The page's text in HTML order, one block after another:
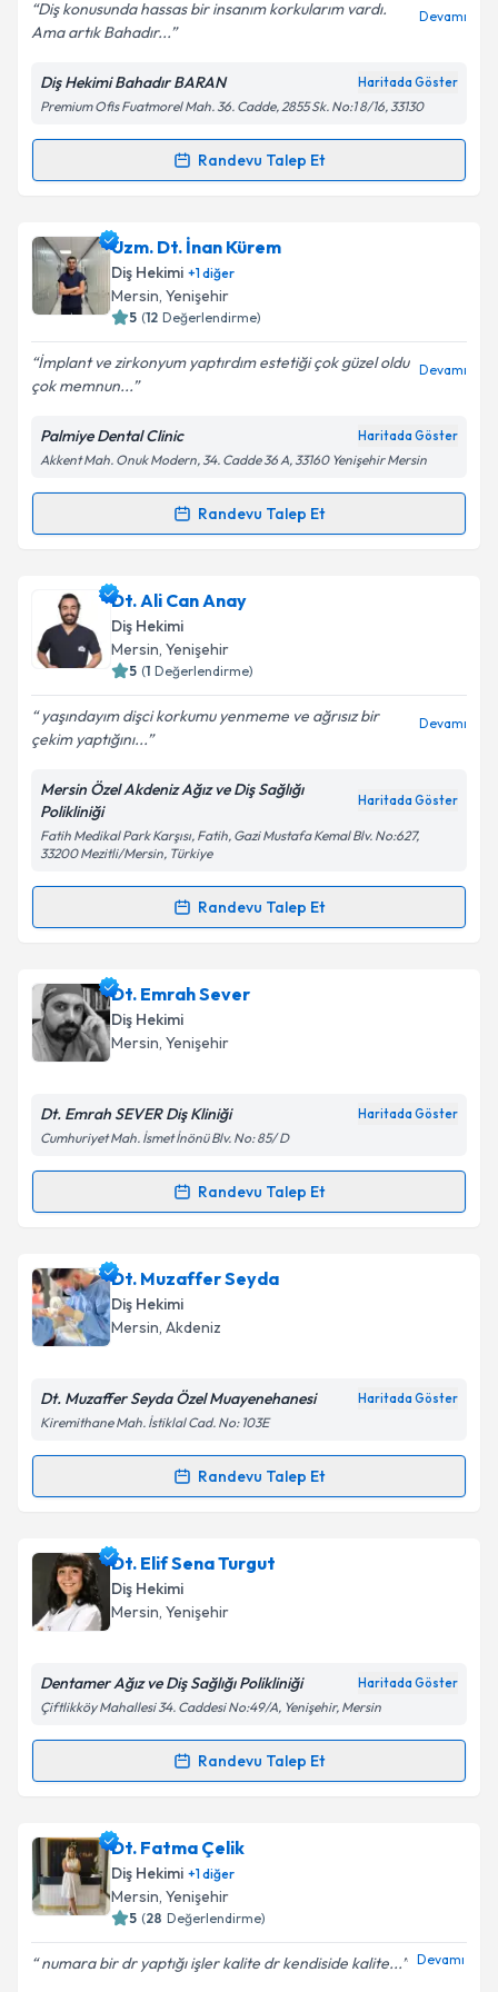
Kişisel verilerimin işlenmesine ilişkin
Aydınlatma
Metni'ni okudum ve kişisel verilerimin belirtilen
kapsamda işlenmesini kabul ediyorum.
Diş konusunda hassas bir insanım korkularım vardı.
Ama artık Bahadır...
Devamı
Diş Hekimi Bahadır BARAN Haritada Göster
Premium Ofis Fuatmorel Mah. 36. Cadde, 2855 Sk. No:1 8/16, 33130
Randevu Talep Et
Randevu Takvimi Talebi
Dt. Bahadır Baraniçin randevu takvimi talebi
oluşturun. Size bu uzmandan randevu almanız için bir
takvim hazırlandığında e-posta ile bilgilendireceğiz.
Kişisel verilerimin işlenmesine ilişkin
Aydınlatma
Metni'ni okudum ve kişisel verilerimin belirtilen
kapsamda işlenmesini kabul ediyorum.
Uzm. Dt. İnan Kürem
Diş Hekimi +1diğer
Mersin, Yenişehir
5 (12 Değerlendirme)
İmplant ve zirkonyum yaptırdım estetiği çok güzel oldu
çok memnun...
Devamı
Palmiye Dental Clinic Haritada Göster
Akkent Mah. Onuk Modern, 34. Cadde 36 A, 33160 Yenişehir Mersin
Randevu Talep Et
Randevu Takvimi Talebi
Uzm. Dt. İnan Küremiçin randevu takvimi talebi
oluşturun. Size bu uzmandan randevu almanız için bir
takvim hazırlandığında e-posta ile bilgilendireceğiz.
Kişisel verilerimin işlenmesine ilişkin
Aydınlatma
kapsamda işlenmesini kabul ediyorum.
Takvim Talebini Gönder
Dt. Ali Can Anay
Diş Hekimi
Mersin, Yenişehir
5 (1 Değerlendirme)
yaşındayım dişci korkumu yenmeme ve ağrısız bir
çekim yaptığını...
Devamı
Mersin Özel Akdeniz Ağız ve Diş Sağlığı
Polikliniği
Haritada Göster
Fatih Medikal Park Karşısı, Fatih, Gazi Mustafa Kemal Blv. No:627,
33200 Mezitli/Mersin, Türkiye
Randevu Talep Et
Randevu Takvimi Talebi
Dt. Ali Can Anay için randevu takvimi talebi oluşturun.
Size bu uzmandan randevu almanız için bir takvim
hazırlandığında e-posta ile bilgilendireceğiz.
Kişisel verilerimin işlenmesine ilişkin
Metni'ni okudum ve kişisel verilerimin belirtilen
Takvim Talebini Gönder
Dt. Emrah Sever
Diş Hekimi
Mersin, Yenişehir
Dt. Emrah SEVER Diş Kliniği Haritada Göster
Cumhuriyet Mah. İsmet İnönü Blv. No: 85/ D
Randevu Talep Et
Randevu Takvimi Talebi
Dt. Emrah Severiçin randevu takvimi talebi
oluşturun. Size bu uzmandan randevu almanız için bir
takvim hazırlandığında e-posta ile bilgilendireceğiz.
Kişisel verilerimin işlenmesine ilişkin
Metni'ni okudum ve kişisel verilerimin belirtilen
Takvim Talebini Gönder
Dt. Muzaffer Seyda
Diş Hekimi
Mersin, Akdeniz
Dt. Muzaffer Seyda Özel Muayenehanesi Haritada Göster
Kiremithane Mah. İstiklal Cad. No: 103E
Randevu Talep Et
Randevu Takvimi Talebi
Dt. Muzaffer Seydaiçin randevu takvimi talebi
oluşturun. Size bu uzmandan randevu almanız için bir
takvim hazırlandığında e-posta ile bilgilendireceğiz.
Kişisel verilerimin işlenmesine ilişkin
Metni'ni okudum ve kişisel verilerimin belirtilen
Takvim Talebini Gönder
Dt. Elif Sena Turgut
Diş Hekimi
Mersin, Yenişehir
Dentamer Ağız ve Diş Sağlığı Polikliniği Haritada Göster
Çiftlikköy Mahallesi 34. Caddesi No:49/A, Yenişehir, Mersin
Randevu Talep Et
Randevu Takvimi Talebi
Dt. Elif Sena Turgutiçin randevu takvimi talebi
oluşturun. Size bu uzmandan randevu almanız için bir
takvim hazırlandığında e-posta ile bilgilendireceğiz.
Dt. Fatma Çelik
Diş Hekimi +1diğer
Mersin, Yenişehir
5 (28 Değerlendirme)
numara bir dr yaptığı işler kalite dr kendiside kalite... Devamı